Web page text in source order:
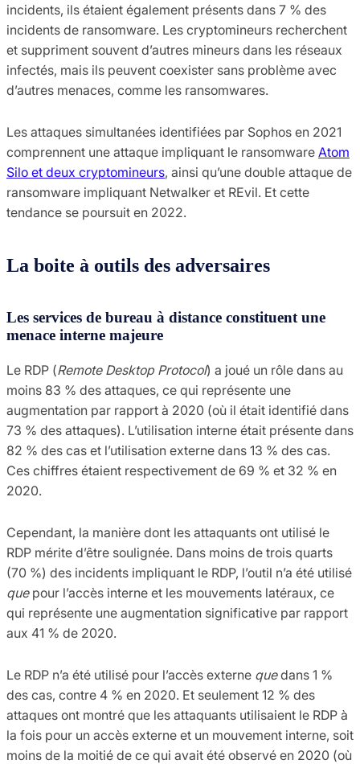
incidents, ils étaient également présents dans 7 % des
incidents de ransomware. Les cryptomineurs recherchent
et suppriment souvent d’autres mineurs dans les réseaux
infectés, mais ils peuvent coexister sans problème avec
d’autres menaces, comme les ransomwares.
Les attaques simultanées identifiées par Sophos en 2021
comprennent une attaque impliquant le ransomware Atom
Silo et deux cryptomineurs, ainsi qu’une double attaque de
ransomware impliquant Netwalker et REvil. Et cette
tendance se poursuit en 2022.
La boite à outils des adversaires
Les services de bureau à distance constituent une
menace interne majeure
Le RDP (Remote Desktop Protocol) a joué un rôle dans au
moins 83 % des attaques, ce qui représente une
augmentation par rapport à 2020 (où il était identifié dans
73 % des attaques). L’utilisation interne était présente dans
82 % des cas et l’utilisation externe dans 13 % des cas.
Ces chiffres étaient respectivement de 69 % et 32 % en
2020.
Cependant, la manière dont les attaquants ont utilisé le
RDP mérite d’être soulignée. Dans moins de trois quarts
(70 %) des incidents impliquant le RDP, l’outil n’a été utilisé
quepour l’accès interne et les mouvements latéraux, ce
qui représente une augmentation significative par rapport
aux 41 % de 2020.
Le RDP n’a été utilisé pour l’accès externe quedans 1 %
des cas, contre 4 % en 2020. Et seulement 12 % des
attaques ont montré que les attaquants utilisaient le RDP à
la fois pour un accès externe et un mouvement interne, soit
moins de la moitié de ce qui avait été observé en 2020 (où